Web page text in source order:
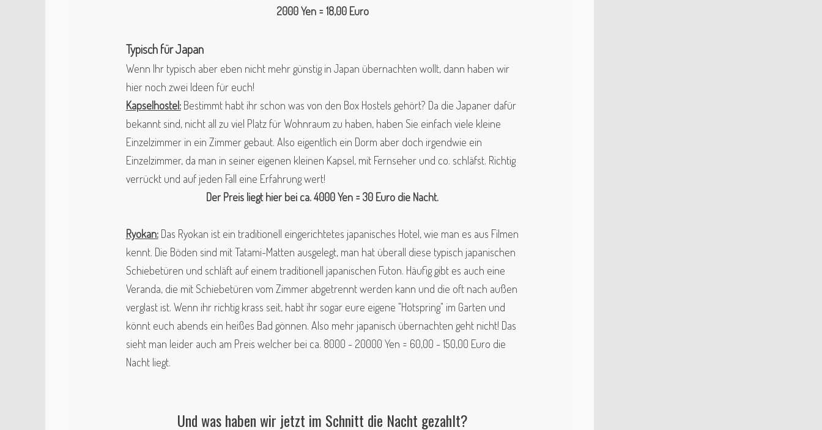
2000 Yen = 18,00 Euro
Typisch für Japan
Wenn Ihr typisch aber eben nicht mehr günstig in Japan übernachten wollt, dann haben wir
hier noch zwei Ideen für euch!
Kapselhostel:Bestimmt habt ihr schon was von den Box Hostels gehört? Da die Japaner dafür
bekannt sind, nicht all zu viel Platz für Wohnraum zu haben, haben Sie einfach viele kleine
Einzelzimmer in ein Zimmer gebaut. Also eigentlich ein Dorm aber doch irgendwie ein
Einzelzimmer, da man in seiner eigenen kleinen Kapsel, mit Fernseher und co. schläfst. Richtig
verrückt und auf jeden Fall eine Erfahrung wert!
Der Preis liegt hier bei ca. 4000 Yen = 30 Euro die Nacht.
Ryokan: Das Ryokan ist ein traditionell eingerichtetes japanisches Hotel, wie man es aus Filmen
kennt. Die Böden sind mit Tatami-Matten ausgelegt, man hat überall diese typisch japanischen
Schiebetüren und schläft auf einem traditionell japanischen Futon. Häufig gibt es auch eine
Veranda, die mit Schiebetüren vom Zimmer abgetrennt werden kann und die oft nach außen
verglast ist. Wenn ihr richtig krass seit, habt ihr sogar eure eigene "Hotspring" im Garten und
könnt euch abends ein heißes Bad gönnen. Also mehr japanisch übernachten geht nicht! Das
sieht man leider auch am Preis welcher bei ca. 8000 - 20000 Yen = 60,00 - 150,00 Euro die
Nacht liegt.
Und was haben wir jetzt im Schnitt die Nacht gezahlt?